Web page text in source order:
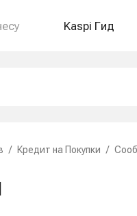
Kaspi Гид
/ Кредит на Покупки /